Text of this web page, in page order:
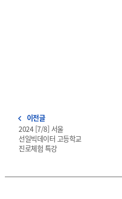
navigate_before 이전글
2024 [7/8] 서울
선일빅데이터 고등학교
진로체험 특강